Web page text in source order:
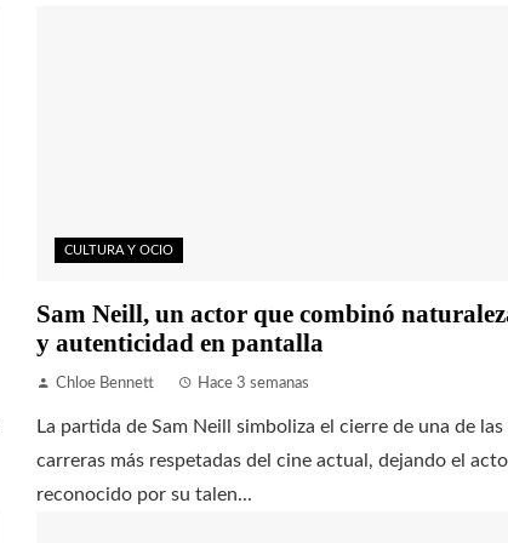
CULTURA Y OCIO
Sam Neill, un actor que combinó
y autenticidad en pantalla
Chloe Bennett Hace 3 semanas
La partida de Sam Neill simboliza el cierre de una de las
carreras más respetadas del cine actual, dejando el
reconocido por su talen...